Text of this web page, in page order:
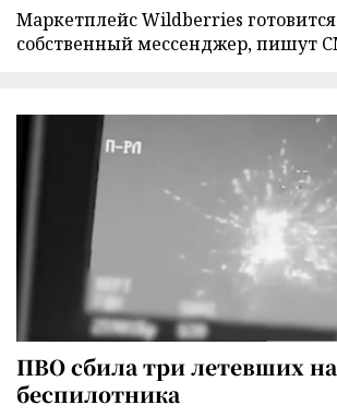
Маркетплейс Wildberries готовится
собственный мессенджер, пишут
ПВО сбила три летевших
беспилотника